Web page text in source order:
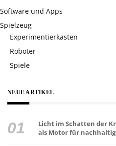
Software und Apps
Spielzeug
Experimentierkasten
Roboter
Spiele
NEUE ARTIKEL
Licht im Schatten der
als Motor für